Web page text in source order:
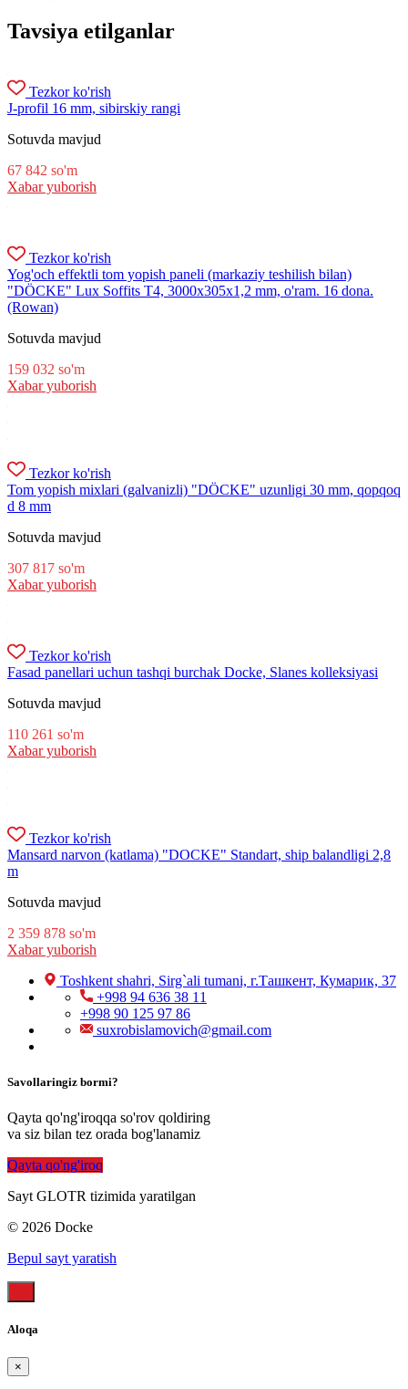
Tavsiya etilganlar
Tezkor ko'rish
J-profil 16 mm, sibirskiy rangi
Sotuvda mavjud
67 842 so'm
Xabar yuborish
Tezkor ko'rish
Yog'och effektli tom yopish paneli (markaziy teshilish bilan)
"DÖCKE" Lux Soffits T4, 3000x305x1,2 mm, o'ram. 16 dona.
(Rowan)
Sotuvda mavjud
159 032 so'm
Xabar yuborish
Tezkor ko'rish
Tom yopish mixlari (galvanizli) "DÖCKE" uzunligi 30 mm, qopqoq
d 8 mm
Sotuvda mavjud
307 817 so'm
Xabar yuborish
Tezkor ko'rish
Fasad panellari uchun tashqi burchak Docke, Slanes kolleksiyasi
Sotuvda mavjud
110 261 so'm
Xabar yuborish
Tezkor ko'rish
Mansard narvon (katlama) "DOCKE" Standart, ship balandligi 2,8
m
Sotuvda mavjud
2 359 878 so'm
Xabar yuborish
Toshkent shahri, Sirg`ali tumani, г.Ташкент, Кумарик, 37
+998 94 636 38 11
+998 90 125 97 86
suxrobislamovich@gmail.com
Savollaringiz bormi?
Qayta qo'ng'iroqqa so'rov qoldiring
va siz bilan tez orada bog'lanamiz
Qayta qo'ng'iroq
Sayt GLOTR tizimida yaratilgan
© 2026 Docke
Bepul sayt yaratish
Aloqa
×